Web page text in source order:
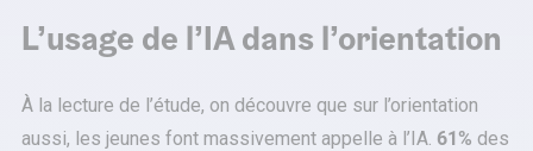
L’usage de l’IA dans l’orientation
À la lecture de l’étude, on découvre que sur l’orientation
aussi, les jeunes font massivement appelle à l’IA. 61% des